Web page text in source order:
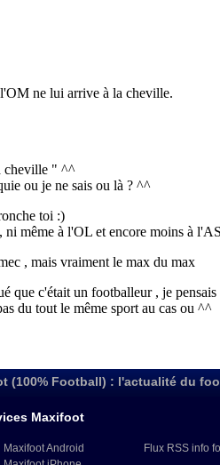
(100% Football) : l'actualité du
Maxifoot
Maxifoot Android
Flux RSS info